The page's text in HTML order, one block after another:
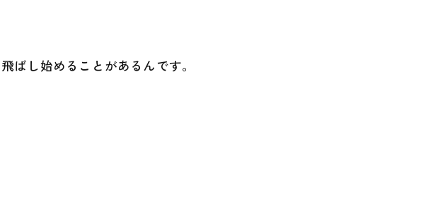
ばし始めることがあるんです。